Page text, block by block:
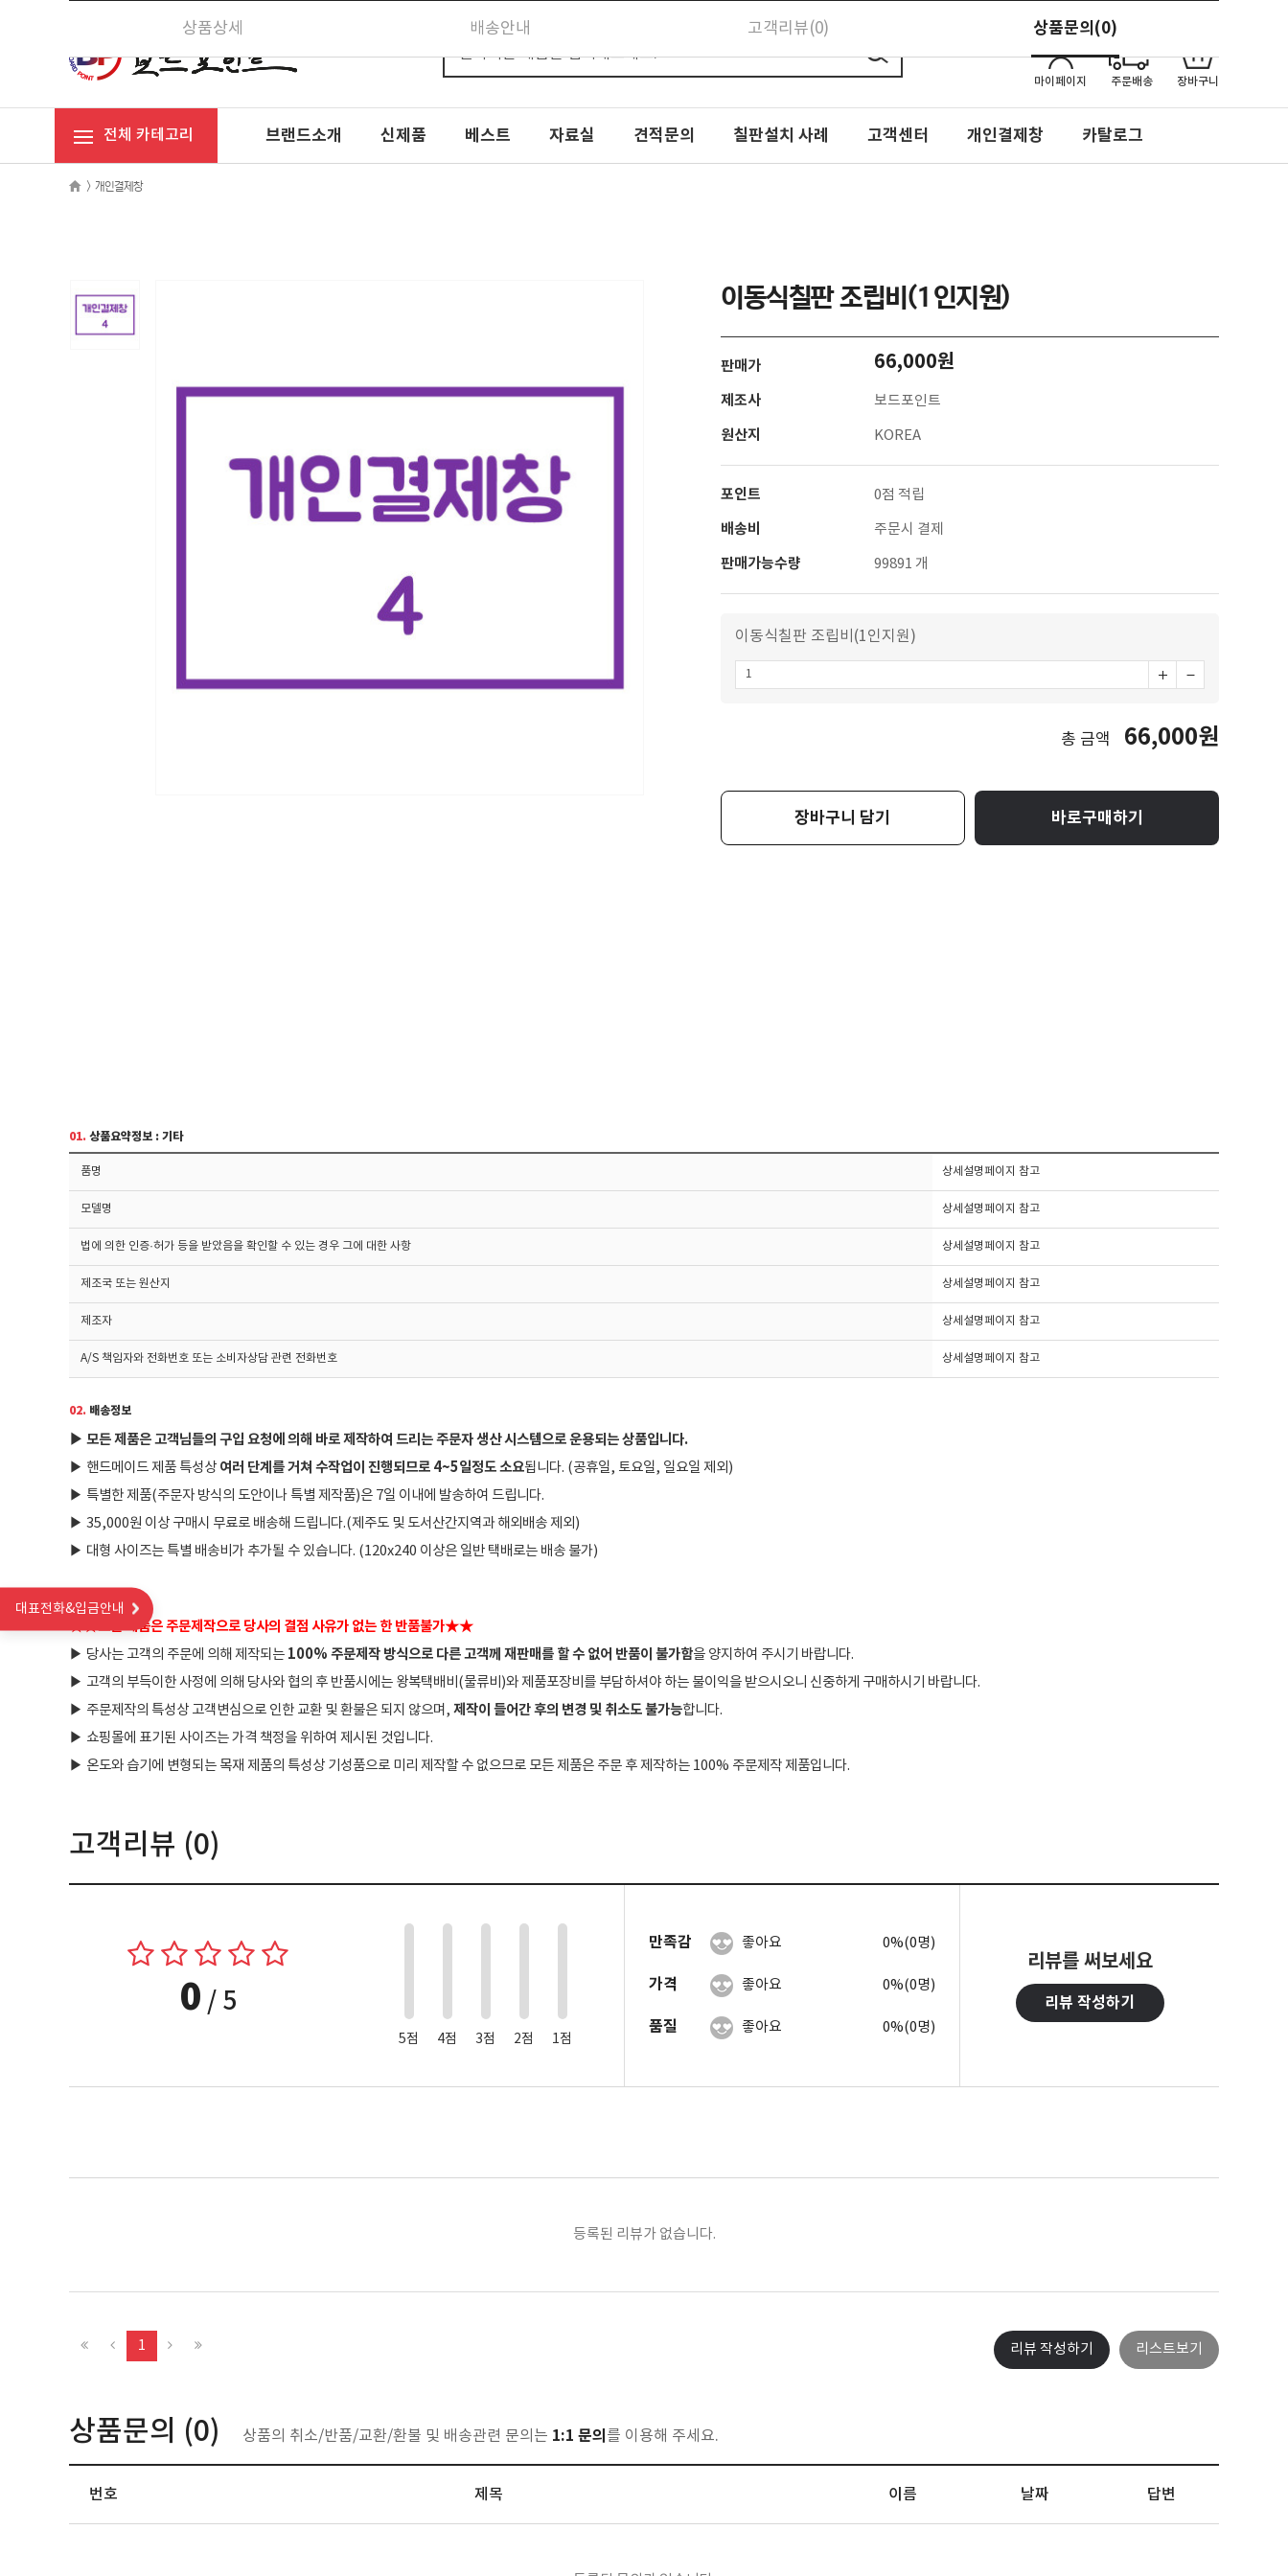
로그인
마이페이지 주문배송 장바구니
전체 카테고리 브랜드소개 신제품 베스트 자료실 견적문의 칠판설치 사례 고객센터 개인결제창 카탈로그
> 개인결제창
대표전화&입금안내
이동식칠판 조립비(1인지원)
판매가 66,000원
제조사 보드포인트
원산지 KOREA
포인트 0점 적립
배송비 주문시 결제
판매가능수량 99891 개
이동식칠판 조립비(1인지원)
총 금액 66,000원
상품상세 배송안내 고객리뷰(0) 상품문의(0)
01. 상품요약정보 : 기타
품명 상세설명페이지 참고
모델명 상세설명페이지 참고
법에 의한 인증·허가 등을 받았음을 확인할 수 있는 경우 그에 대한 사항 상세설명페이지 참고
제조국 또는 원산지 상세설명페이지 참고
제조자 상세설명페이지 참고
A/S 책임자와 전화번호 또는 소비자상담 관련 전화번호 상세설명페이지 참고
02. 배송정보
▶ 모든 제품은 고객님들의 구입 요청에 의해 바로 제작하여 드리는 주문자 생산 시스템으로 운용되는 상품입니다.
▶ 핸드메이드 제품 특성상 여러 단계를 거쳐 수작업이 진행되므로 4~5일정도 소요됩니다. (공휴일, 토요일, 일요일 제외)
▶ 특별한 제품(주문자 방식의 도안이나 특별 제작품)은 7일 이내에 발송하여 드립니다.
▶ 35,000원 이상 구매시 무료로 배송해 드립니다.(제주도 및 도서산간지역과 해외배송 제외)
▶ 대형 사이즈는 특별 배송비가 추가될 수 있습니다. (120x240 이상은 일반 택배로는 배송 불가)
★★모든 제품은 주문제작으로 당사의 결점 사유가 없는 한 반품불가★★
▶ 당사는 고객의 주문에 의해 제작되는 100% 주문제작 방식으로 다른 고객께 재판매를 할 수 없어 반품이 불가함을 양지하여 주시기 바랍니다.
▶ 고객의 부득이한 사정에 의해 당사와 협의 후 반품시에는 왕복택배비(물류비)와 제품포장비를 부담하셔야 하는 불이익을 받으시오니 신중하게 구매하시기 바랍니다.
▶ 주문제작의 특성상 고객변심으로 인한 교환 및 환불은 되지 않으며, 제작이 들어간 후의 변경 및 취소도 불가능합니다.
▶ 쇼핑몰에 표기된 사이즈는 가격 책정을 위하여 제시된 것입니다.
▶ 온도와 습기에 변형되는 목재 제품의 특성상 기성품으로 미리 제작할 수 없으므로 모든 제품은 주문 후 제작하는 100% 주문제작 제품입니다.
고객리뷰 (0)
0 / 5
5점 4점 3점 2점 1점
만족감 좋아요 0%(0명)
가격 좋아요 0%(0명)
품질 좋아요 0%(0명)
리뷰를 써보세요
리뷰 작성하기
등록된 리뷰가 없습니다.
1 리뷰 작성하기 리스트보기
상품문의 (0) 상품의 취소/반품/교환/환불 및 배송관련 문의는 1:1 문의 를 이용해 주세요.
번호 제목 이름 날짜 답변